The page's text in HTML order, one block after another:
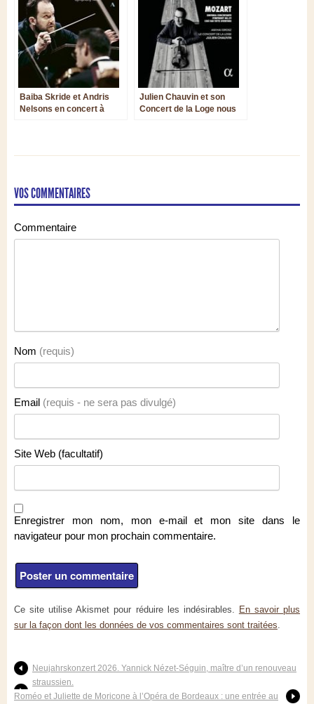
Baiba Skride et Andris
Nelsons en concert à
Julien Chauvin et son
Concert de la Loge nous
VOS COMMENTAIRES
Commentaire
Nom (requis)
Email (requis - ne sera pas divulgé)
Site Web (facultatif)
Enregistrer mon nom, mon e-mail et mon site dans le
navigateur pour mon prochain commentaire.
Ce site utilise Akismet pour réduire les indésirables. En savoir plus
sur la façon dont les données de vos commentaires sont traitées
Neujahrskonzert 2026. Yannick Nézet-Séguin, maître d’un renouveau
straussien.
Roméo et Juliette de Moricone à l’Opéra de Bordeaux : une entrée au